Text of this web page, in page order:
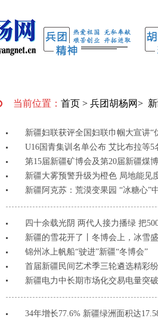
当前位置： 首页 > 兵团胡杨网>
新疆妇联获评全国妇联巾帼大宣讲“
U16国青集训名单公布 艾比布拉等5
第15届新疆矿博会及第20届新疆煤
新疆大雾预警升级为橙色 局地能见
新疆阿克苏：荒漠变果园 “冰糖心”
四十余载光阴 两代人接力播绿 把
新疆的雪花开了丨冬博会上，冰雪
锦州冰上帆船“驶进”新疆“冬博会”
首届新疆民间艺术季三轮遴选精彩
新疆电力中长期市场化交易电量突
34年增长77.6% 新疆绿洲面积达